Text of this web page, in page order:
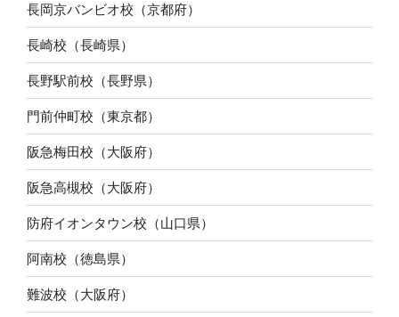
長岡京バンビオ校（京都府）
長崎校（長崎県）
長野駅前校（長野県）
門前仲町校（東京都）
阪急梅田校（大阪府）
阪急高槻校（大阪府）
防府イオンタウン校（山口県）
阿南校（徳島県）
難波校（大阪府）